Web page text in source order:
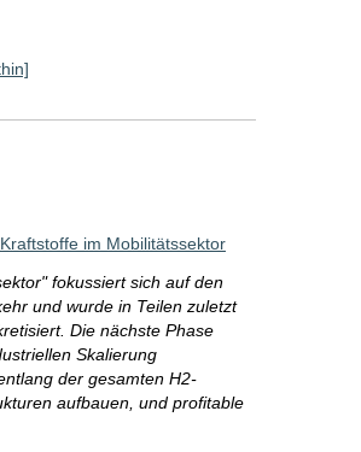
im Mobilitätssektor
fokussiert sich auf den
und wurde in Teilen zuletzt
Die nächste Phase
Skalierung
der gesamten H2-
aufbauen, und profitable